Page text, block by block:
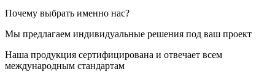
Почему выбрать именно нас?
Мы предлагаем индивидуальные решения под ваш проект
Наша продукция сертифицирована и отвечает всем
международным стандартам